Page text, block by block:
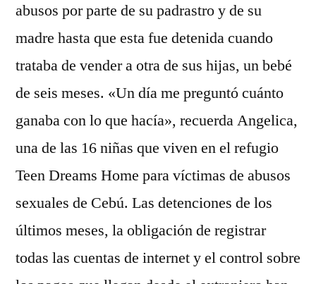
abusos por parte de su padrastro y de su
madre hasta que esta fue detenida cuando
trataba de vender a otra de sus hijas, un bebé
de seis meses. «Un día me preguntó cuánto
ganaba con lo que hacía», recuerda Angelica,
una de las 16 niñas que viven en el refugio
Teen Dreams Home para víctimas de abusos
sexuales de Cebú. Las detenciones de los
últimos meses, la obligación de registrar
todas las cuentas de internet y el control sobre